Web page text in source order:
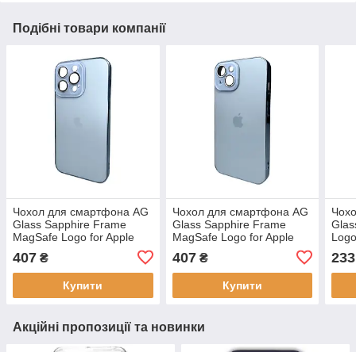
Подібні товари компанії
Чохол для смартфона AG
Glass Sapphire Frame
MagSafe Logo for Apple
iPhone 14 Pro Sierra Blue,
антиударний, преміальні
матеріали
407 ₴
Купити
Чохол для смартфона AG
Glass Sapphire Frame
MagSafe Logo for Apple
захист камери,
антиударний
407₴
Купити
233
Акційні пропозиції та новинки